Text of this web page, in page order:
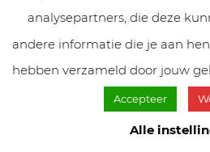
Name*
analysepartners, die deze
andere informatie die je aan
hebben verzameld door jouw
Accepteer
Alle